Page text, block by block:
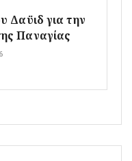
Δαϋιδ για την
Παναγίας